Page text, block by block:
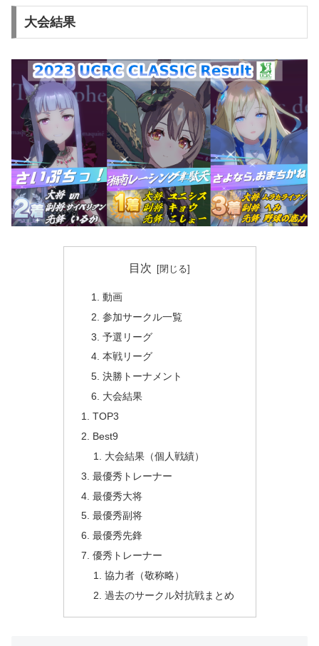
大会結果
目次
動画
参加サークル一覧
予選リーグ
本戦リーグ
決勝トーナメント
大会結果
TOP3
Best9
大会結果（個人戦績）
最優秀トレーナー
最優秀大将
最優秀副将
最優秀先鋒
優秀トレーナー
協力者（敬称略）
過去のサークル対抗戦まとめ